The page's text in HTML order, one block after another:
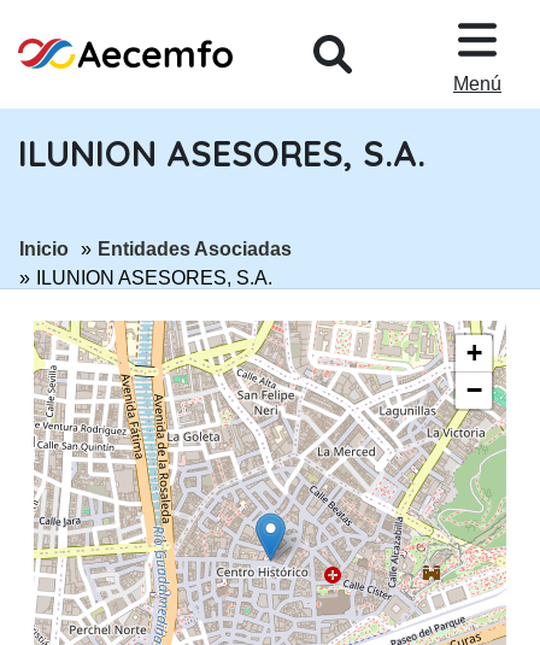
Menú
ILUNION ASESORES, S.A.
ir a página:
Inicio ir a página:
Entidades Asociadas
ILUNION ASESORES, S.A.
+
−